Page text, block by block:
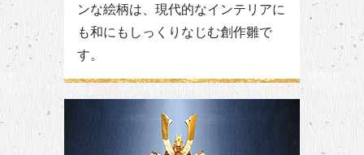
ンな絵柄は、現代的なインテリアに
も和にもしっくりなじむ創作雛で
す。